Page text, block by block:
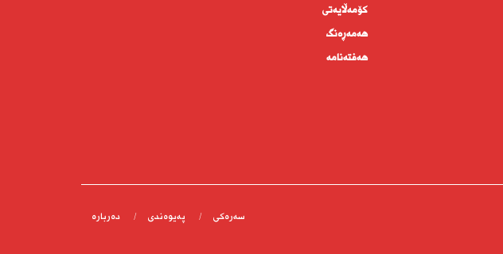
كۆمه‌ڵايه‌تى
هەمەڕەنگ
هەفتەنامە
سەرەکی پەیوەندى دەربارە